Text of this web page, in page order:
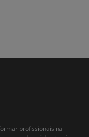
profissionais na